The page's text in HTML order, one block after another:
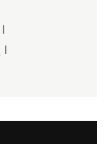
|
|